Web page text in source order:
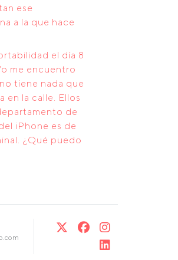
ese
a la que hace
el día 8
me encuentro
tiene nada que
en la calle. Ellos
de
iPhone es de
¿Qué puedo